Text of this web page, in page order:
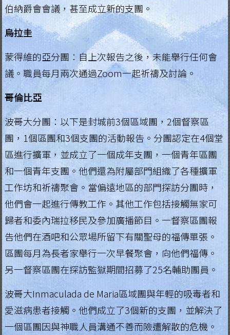
o
n
o
f
M
a
r
.
H
o
n
K
o
n
g
R
e
i
a
伯納爵會會議，甚至成立新的支團。
烏拉圭
蒙得維的亞分團：自上次報告之後，未能舉行任何會
議。職員每月兩次通過Zoom一起祈禱及討論。
哥倫比亞
波哥大分團：以下是封城前3個區域團，2個督察區
團，1個區團和3個支團的活動報告。分團認定在4個堂
區進行擴軍，並成立了一個成年支團，一個青年區團
和一個青年支團。他們還為附屬部門組織了各種擴軍
工作坊和祈禱聚會。當偏遠地區的部門探訪分團時，
他們會一起進行傳教工作。其他工作包括接觸無家可
歸者和委內瑞拉移民及參加廣播節目。一督察區團報
告他們在酒吧和公眾場所留下有關聖母的福傳單張。
區團每月為長者家舉行一次早餐聚會，向他們福傳。
另一督察區團在探訪監獄期間招募了25名輔助團員。
波哥大Inmaculada de Maria區域團與年輕的吸毒者和
愛滋病患者接觸。他們成立了3個新的支團，並解決了
一個區團因與神職人員溝通不善而險遭解散的危機。